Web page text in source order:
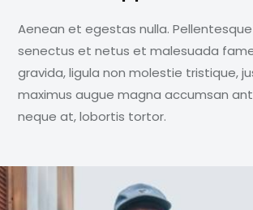
Aenean et egestas nulla.
senectus et netus et malesuada
gravida, ligula non molestie tristique,
maximus augue magna accumsan
neque at, lobortis tortor.